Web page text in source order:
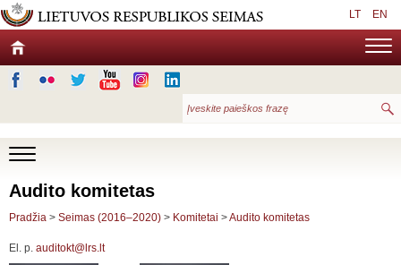
LT EN
Audito komitetas
Pradžia > Seimas (2016–2020) > Komitetai >Audito komitetas
El. p. auditokt@lrs.lt